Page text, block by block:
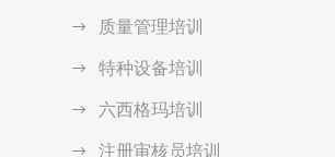
质量管理培训
特种设备培训
六西格玛培训
注册审核员培训